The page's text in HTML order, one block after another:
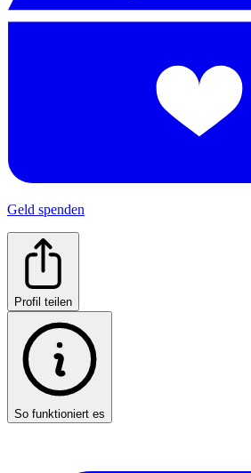
Geld spenden
Profil teilen
So funktioniert es